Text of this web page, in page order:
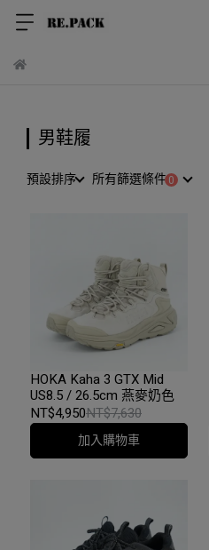
男鞋履
預設排序 所有篩選條件
HOKA Kaha 3 GTX Mid
US8.5 / 26.5cm 燕麥奶色
NT$4,950NT$7,630
加入購物車